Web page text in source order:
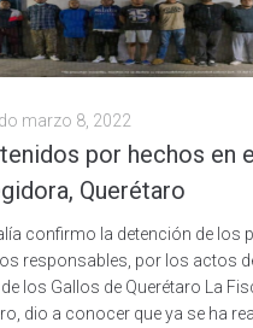
marzo 8, 2022
por hechos en
Querétaro
confirmo la detención de los
responsables, por los actos
los Gallos de Querétaro La
dio a conocer que ya se ha